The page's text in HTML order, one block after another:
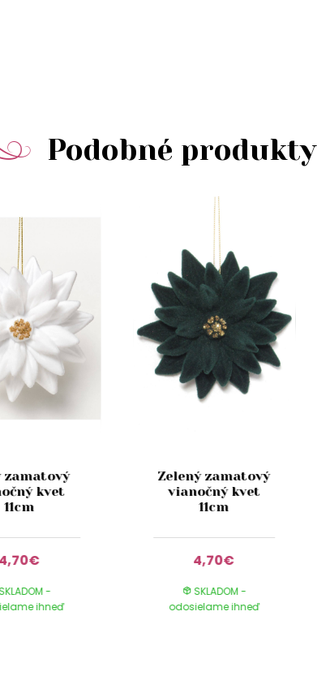
Podobné produkty
zamatový
kvet
11cm
4,70€
SKLADOM -
ihneď
Zelený zamatový
vianočný kvet
11cm
4,70€
SKLADOM -
odosielame ihneď